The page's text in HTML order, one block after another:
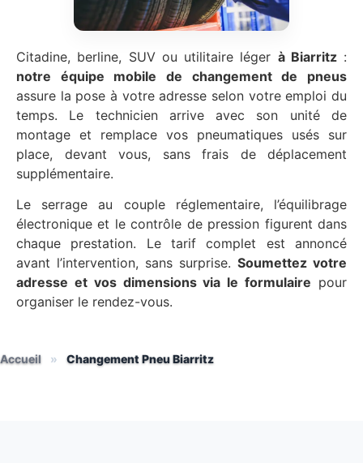
Citadine, berline, SUV ou utilitaire léger à Biarritz:
notre équipe mobile de changement de pneus
assure la pose à votre adresse selon votre emploi du
temps. Le technicien arrive avec son unité de
montage et remplace vos pneumatiques usés sur
place, devant vous, sans frais de déplacement
supplémentaire.
Le serrage au couple réglementaire, l’équilibrage
électronique et le contrôle de pression figurent dans
chaque prestation. Le tarif complet est annoncé
avant l’intervention, sans surprise. Soumettez votre
adresse et vos dimensions via le formulaire pour
organiser le rendez-vous.
Accueil » Changement Pneu Biarritz